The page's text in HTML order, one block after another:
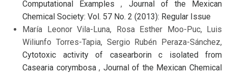
Computational Examples, Journal of the Mexican
Chemical Society: Vol. 57 No. 2 (2013): Regular Issue
María Leonor Vila-Luna, Rosa Esther Moo-Puc, Luis
Wiliunfo Torres-Tapia, Sergio Rubén Peraza-Sánchez,
Cytotoxic activity of casearborin c isolated from
Casearia corymbosa, Journal of the Mexican Chemical